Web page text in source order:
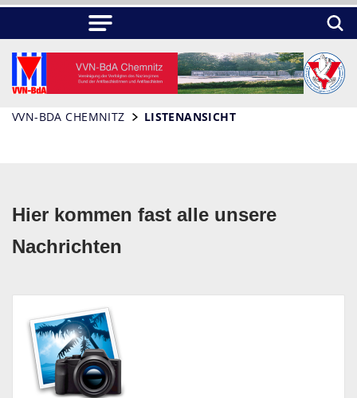
VVN-BDA CHEMNITZ LISTENANSICHT
Hier kommen fast alle unsere
Nachrichten